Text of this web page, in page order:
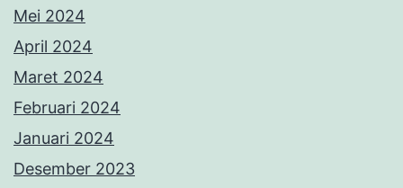
Mei 2024
April 2024
Maret 2024
Februari 2024
Januari 2024
Desember 2023